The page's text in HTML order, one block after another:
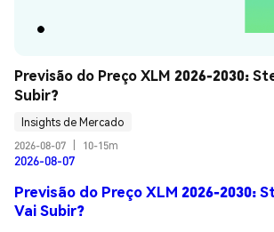
Previsão do Preço XLM 2026-2030:
Subir?
Insights de Mercado
2026-08-07
10-15m
2026-08-07
Previsão do Preço XLM 2026-2030:
Vai Subir?